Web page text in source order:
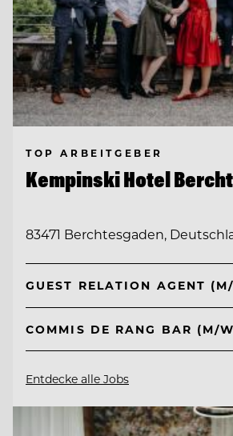
TOP ARBEITGEBER
Kempinski Hotel
83471 Berchtesgaden,
GUEST RELATION AGENT
COMMIS DE RANG BAR (M/
Entdecke alle Jobs